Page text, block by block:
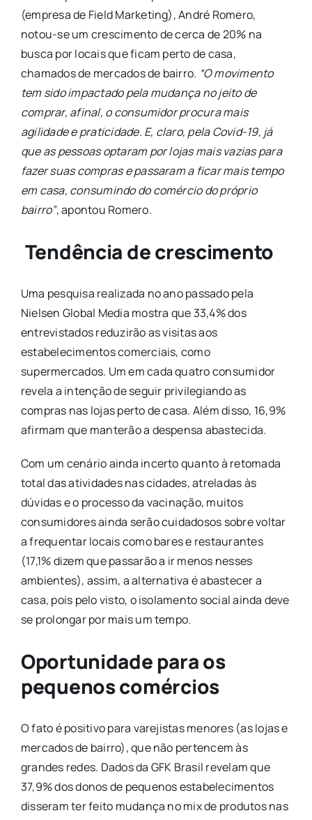
(empresa de Field Marketing), André Romero,
notou-se um crescimento de cerca de 20% na
busca por locais que ficam perto de casa,
chamados de mercados de bairro. “O movimento
tem sido impactado pela mudança no jeito de
comprar, afinal, o consumidor procura mais
agilidade e praticidade. E, claro, pela Covid-19, já
que as pessoas optaram por lojas mais vazias para
fazer suas compras e passaram a ficar mais tempo
em casa, consumindo do comércio do próprio
bairro”, apontou Romero.
Tendência de crescimento
Uma pesquisa realizada no ano passado pela
Nielsen Global Media mostra que 33,4% dos
entrevistados reduzirão as visitas aos
estabelecimentos comerciais, como
supermercados. Um em cada quatro consumidor
revela a intenção de seguir privilegiando as
compras nas lojas perto de casa. Além disso, 16,9%
afirmam que manterão a despensa abastecida.
Com um cenário ainda incerto quanto à retomada
total das atividades nas cidades, atreladas às
dúvidas e o processo da vacinação, muitos
consumidores ainda serão cuidadosos sobre voltar
a frequentar locais como bares e restaurantes
(17,1% dizem que passarão a ir menos nesses
ambientes), assim, a alternativa é abastecer a
casa, pois pelo visto, o isolamento social ainda deve
se prolongar por mais um tempo.
Oportunidade para os
pequenos comércios
O fato é positivo para varejistas menores (as lojas e
mercados de bairro), que não pertencem às
grandes redes. Dados da GFK Brasil revelam que
37,9% dos donos de pequenos estabelecimentos
disseram ter feito mudança no mix de produtos nas